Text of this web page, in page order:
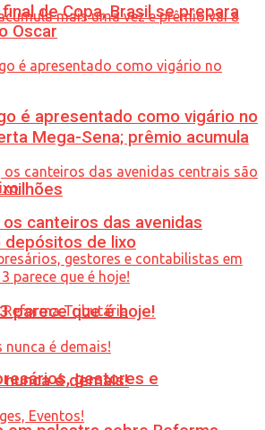
Mega-Sena; prêmio acumula
gestores e
de Copa, Brasil se prepara
Oscar
é apresentado como vigário no
os canteiros das avenidas
depósitos de lixo
parece que é hoje!
é demais!